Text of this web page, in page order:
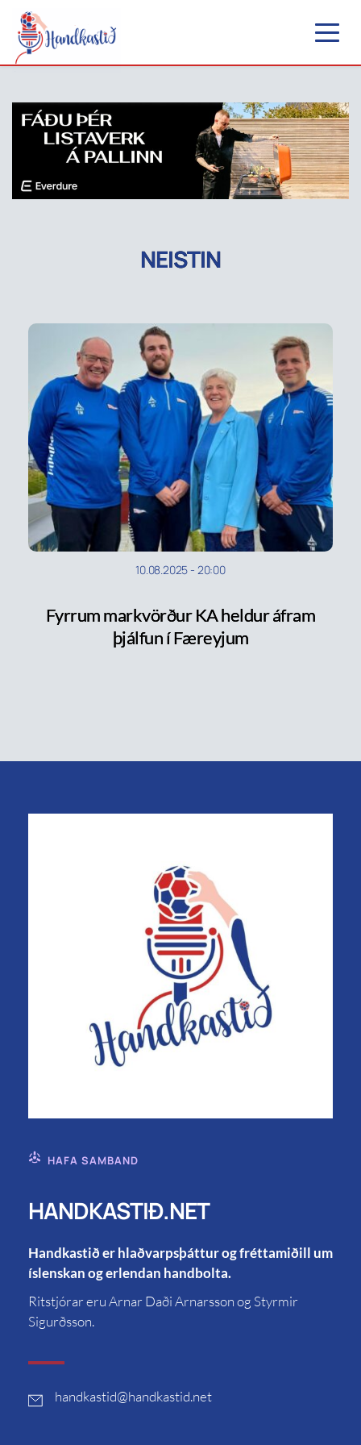
NEISTIN
10.08.2025 - 20:00
Fyrrum markvörður KA heldur áfram
þjálfun í Færeyjum
HAFA SAMBAND
HANDKASTIÐ.NET
Handkastið er hlaðvarpsþáttur og fréttamiðill um
íslenskan og erlendan handbolta.
Ritstjórar eru Arnar Daði Arnarsson og Styrmir
Sigurðsson.
handkastid@handkastid.net